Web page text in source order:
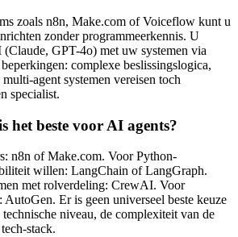
zoals n8n, Make.com of Voiceflow kunt u
zonder programmeerkennis. U
GPT-4o) met uw systemen via
complexe beslissingslogica,
agent systemen vereisen toch
specialist.
het beste voor AI agents?
n8n of Make.com. Voor Python-
willen: LangChain of LangGraph.
met rolverdeling: CrewAI. Voor
Er is geen universeel beste keuze
niveau, de complexiteit van de
stack.